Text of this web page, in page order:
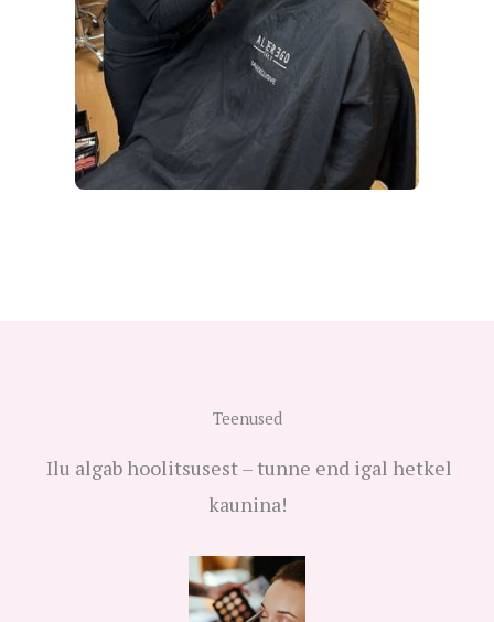
Teenused
Ilu algab hoolitsusest – tunne end igal hetkel
kaunina!